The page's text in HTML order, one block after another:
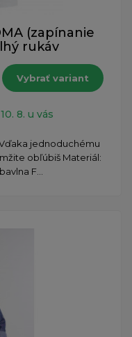
(zapínanie
rukáv
Vybrať variant
8. u vás
jednoduchému
obľúbiš Materiál:
F...